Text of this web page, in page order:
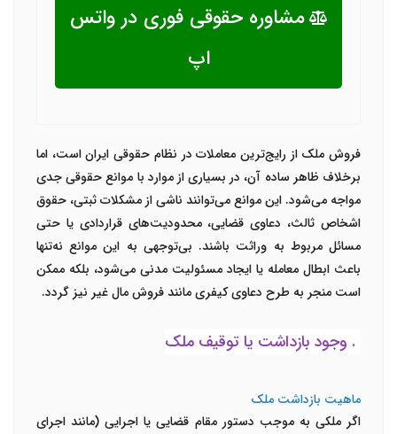
مشاوره حقوقی فوری در واتس
اپ
فروش ملک از رایج‌ترین معاملات در نظام حقوقی ایران است، اما
برخلاف ظاهر ساده آن، در بسیاری از موارد با موانع حقوقی جدی
مواجه می‌شود. این موانع می‌توانند ناشی از مشکلات ثبتی، حقوق
اشخاص ثالث، دعاوی قضایی، محدودیت‌های قراردادی یا حتی
مسائل مربوط به وراثت باشند. بی‌توجهی به این موانع نه‌تنها
باعث ابطال معامله یا ایجاد مسئولیت مدنی می‌شود، بلکه ممکن
است منجر به طرح دعاوی کیفری مانند فروش مال غیر نیز گردد.
ماهیت بازداشت ملک
اگر ملکی به موجب دستور مقام قضایی یا اجرایی (مانند اجرای